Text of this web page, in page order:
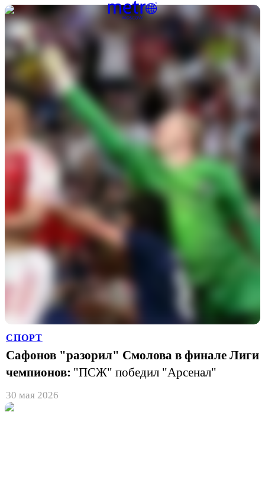
СПОРТ
Сафонов "разорил" Смолова в финале Лиги
чемпионов: "ПСЖ" победил "Арсенал"
30 мая 2026